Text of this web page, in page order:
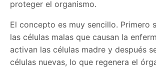
proteger el organismo.
El concepto es muy sencillo. Primero
las células malas que causan la
activan las células madre y después
células nuevas, lo que regenera el